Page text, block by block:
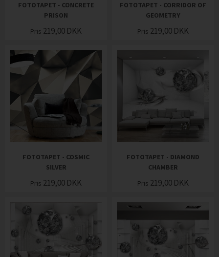
FOTOTAPET - CONCRETE
PRISON
Pris 219,00 DKK
FOTOTAPET - CORRIDOR OF
GEOMETRY
Pris 219,00 DKK
FOTOTAPET - COSMIC
SILVER
Pris 219,00 DKK
FOTOTAPET - DIAMOND
CHAMBER
Pris 219,00 DKK